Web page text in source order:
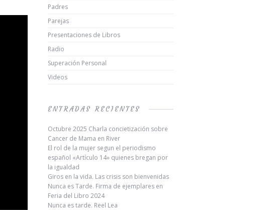
Padres
Parejas
Presentaciones de Libros
Radio
Superación Personal
Videos
ENTRADAS RECIENTES
Octubre 2025 Charla concietización sobre
Cancer de Mama en River
El rol de la mujer segun el periodismo
español «Artículo 14» quienes bregan por
la igualdad
Giros en la vida. Las crisis son bienvenidas
Nunca es Tarde. Firma de ejemplares en
Feria del Libro 2024
Nunca es tarde. Reel Lea